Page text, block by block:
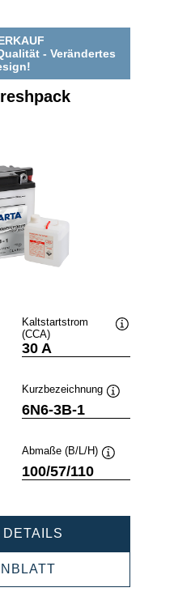
- Verändertes
Kaltstartstrom
(CCA)
30 A
Kurzbezeichnung
6N6-3B-1
Abmaße (B/L/H)
100/57/110
POWERSPORTS